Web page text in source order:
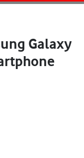
Galaxy